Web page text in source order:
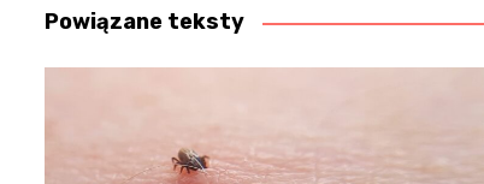
Powiązane teksty